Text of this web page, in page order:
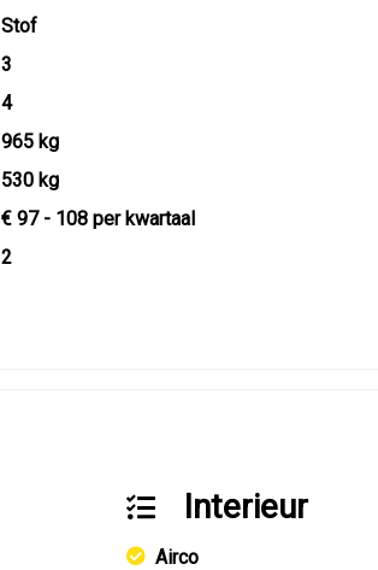
Stof
3
4
965 kg
530 kg
€ 97 - 108 per kwartaal
2
Interieur
Airco